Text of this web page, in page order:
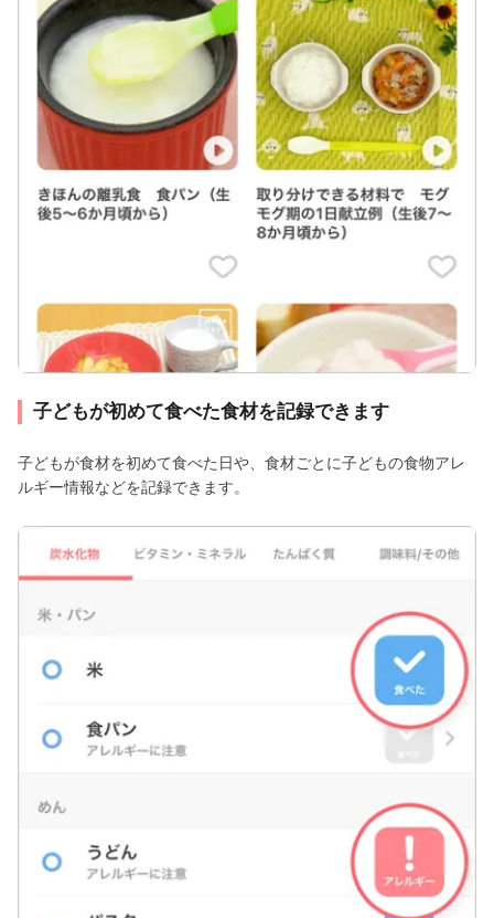
子どもが初めて食べた食材を記録できます
子どもが食材を初めて食べた日や、食材ごとに子どもの食物アレ
ルギー情報などを記録できます。